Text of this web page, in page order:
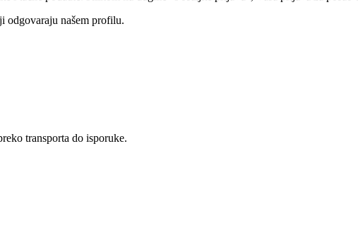
odgovaraju našem profilu.
transporta do isporuke.